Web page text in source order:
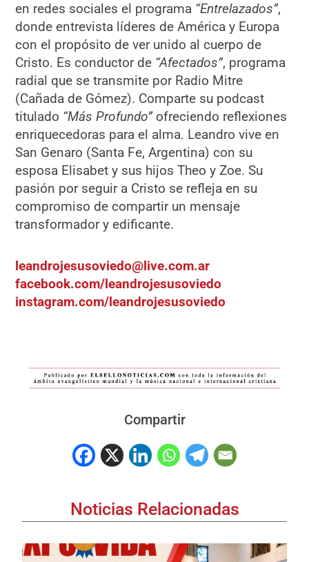
en redes sociales el programa “Entrelazados”,
donde entrevista líderes de América y Europa
con el propósito de ver unido al cuerpo de
Cristo. Es conductor de “Afectados”, programa
radial que se transmite por Radio Mitre
(Cañada de Gómez). Comparte su podcast
titulado “Más Profundo”ofreciendo reflexiones
enriquecedoras para el alma. Leandro vive en
San Genaro (Santa Fe, Argentina) con su
esposa Elisabet y sus hijos Theo y Zoe. Su
pasión por seguir a Cristo se refleja en su
compromiso de compartir un mensaje
transformador y edificante.
leandrojesusoviedo@live.com.ar
facebook.com/leandrojesusoviedo
instagram.com/leandrojesusoviedo
Compartir
Noticias Relacionadas